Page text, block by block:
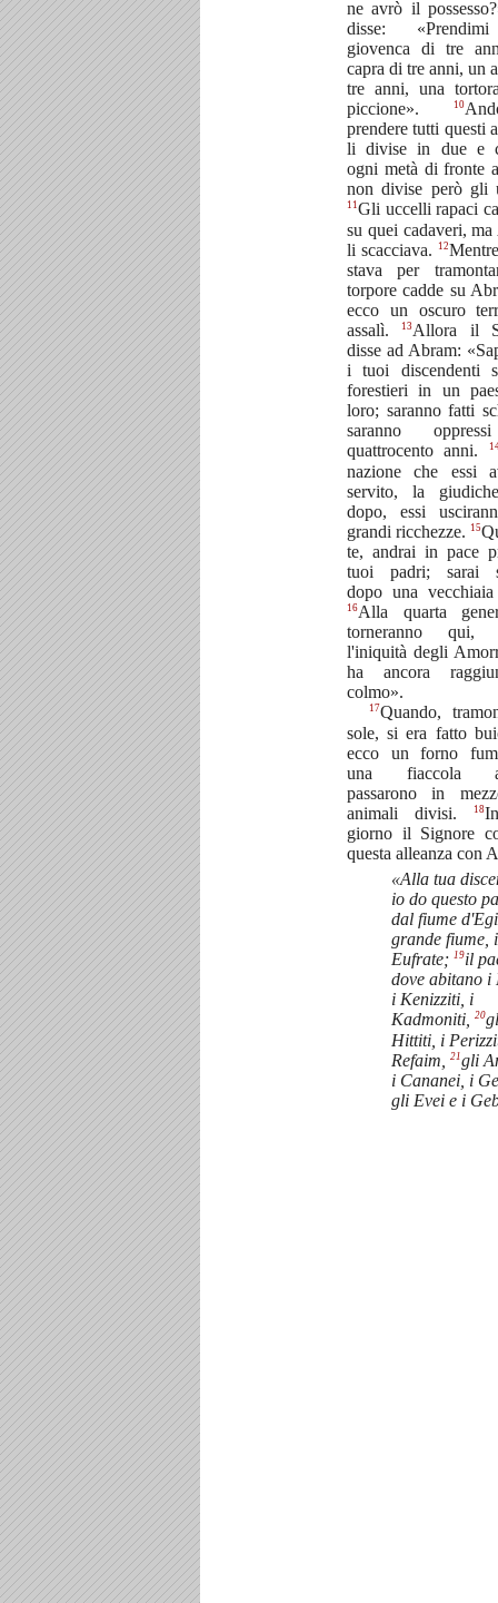
ne avrò il
disse:
giovenca di tre
capra di tre anni, un
tre anni, una
piccione».
10
prendere tutti questi
li divise in due e
ogni metà di fronte
non divise però gli
11Gli uccelli rapaci
su quei cadaveri,
li scacciava.
12
stava per
torpore cadde su
ecco un oscuro
assalì.
13 Allora il
disse ad Abram:
i tuoi discendenti
forestieri in un
loro; saranno fatti
saranno
quattrocento anni.
nazione che essi
servito, la
dopo, essi
grandi ricchezze. 15
te, andrai in pace
tuoi padri; sarai
dopo una
16Alla quarta
torneranno qui,
l'iniquità degli
ha ancora
colmo».
17Quando,
sole, si era fatto
ecco un forno
una fiaccola
passarono in
animali divisi.
18
giorno il Signore
questa alleanza con
«Alla tua
io do questo
dal fiume
grande fiume,
Eufrate; 19il
dove abitano i
i Kenizziti, i
Kadmoniti, 20
Hittiti, i
Refaim,
21gli
i Cananei, i
gli Evei e i